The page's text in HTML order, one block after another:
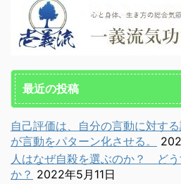
最近の投稿
自己評価は、自分の言動に対す
が言動をパターン化させる。
人はなぜ自殺を選ぶのか？ ど
か？ 2022年5月11日